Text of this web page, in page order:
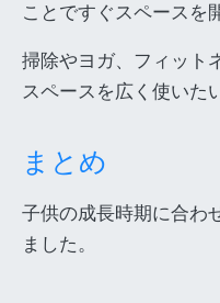
ことですぐスペースを
掃除やヨガ、フィット
スペースを広く使いた
まとめ
子供の成長時期に合わ
ました。